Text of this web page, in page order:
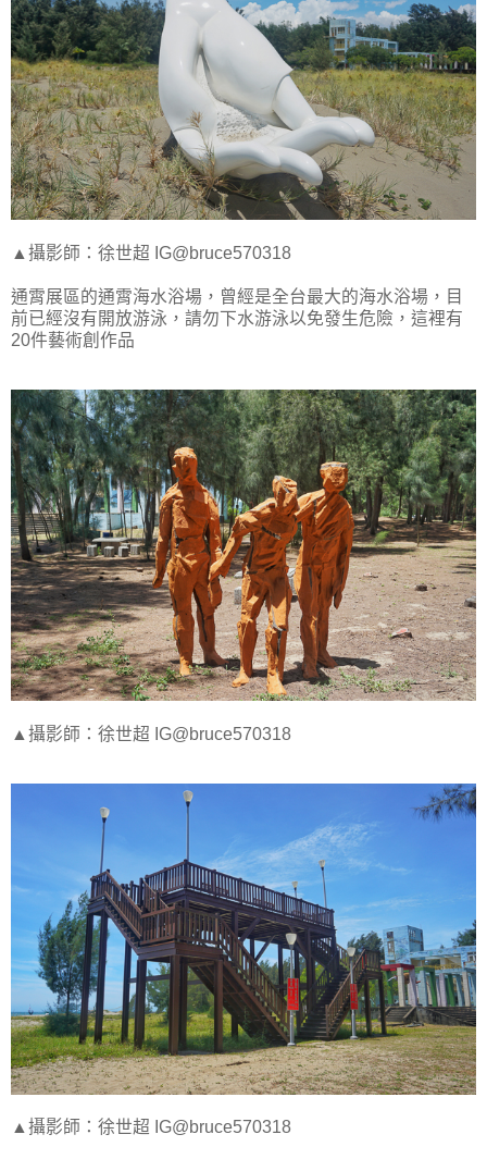
▲攝影師：徐世超 IG@bruce570318
通霄展區的通霄海水浴場，曾經是全台最大的海水浴場，目
前已經沒有開放游泳，請勿下水游泳以免發生危險，這裡有
20件藝術創作品
▲攝影師：徐世超 IG@bruce570318
▲攝影師：徐世超 IG@bruce570318